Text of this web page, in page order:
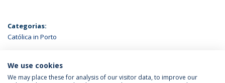
Categorias:
Católica in Porto
ÚLTIMAS NOTÍCIAS
We use cookies
We may place these for analysis of our visitor data, to improve our